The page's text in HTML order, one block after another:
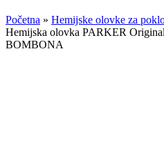
Početna » Hemijske olovke za
Hemijska olovka PARKER
BOMBONA